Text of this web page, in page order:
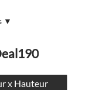
▼
x Hauteur